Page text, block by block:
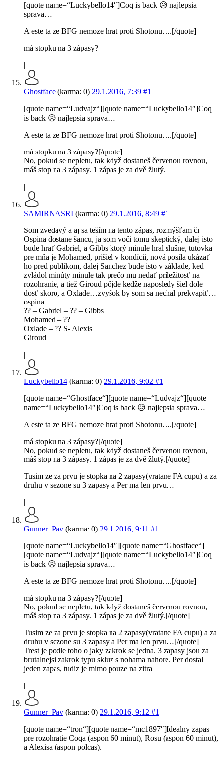
[quote name=“Luckybello14″]Coq is back 😥 najlepsia
sprava…
A este ta ze BFG nemoze hrat proti Shotonu….[/quote]
má stopku na 3 zápasy?
|
Ghostface (karma: 0) 29.1.2016, 7:39 #1
[quote name=“Ludvajz“][quote name=“Luckybello14″]Coq
is back 😥 najlepsia sprava…
A este ta ze BFG nemoze hrat proti Shotonu….[/quote]
má stopku na 3 zápasy?[/quote]
No, pokud se nepletu, tak když dostaneš červenou rovnou,
máš stop na 3 zápasy. 1 zápas je za dvě žlutý.
|
SAMIRNASRI (karma: 0) 29.1.2016, 8:49 #1
Som zvedavý a aj sa teším na tento zápas, rozmýšľam či
Ospina dostane šancu, ja som voči tomu skeptický, dalej isto
bude hrať Gabriel, a Gibbs ktorý minule hral slušne, tutovka
pre mňa je Mohamed, prišiel v kondícii, nová posila ukázať
ho pred publikom, dalej Sanchez bude isto v základe, ked
zvládol minúty minule tak prečo mu nedať príležitosť na
rozohranie, a tiež Giroud pôjde kedže naposledy šiel dole
dosť skoro, a Oxlade…zvyšok by som sa nechal prekvapiť…
ospina
?? – Gabriel – ?? – Gibbs
Mohamed – ??
Oxlade – ?? S- Alexis
Giroud
|
Luckybello14 (karma: 0) 29.1.2016, 9:02 #1
[quote name=“Ghostface“][quote name=“Ludvajz“][quote
name=“Luckybello14″]Coq is back 😥 najlepsia sprava…
A este ta ze BFG nemoze hrat proti Shotonu….[/quote]
má stopku na 3 zápasy?[/quote]
No, pokud se nepletu, tak když dostaneš červenou rovnou,
máš stop na 3 zápasy. 1 zápas je za dvě žlutý.[/quote]
Tusim ze za prvu je stopka na 2 zapasy(vratane FA cupu) a za
druhu v sezone su 3 zapasy a Per ma len prvu…
|
Gunner_Pav (karma: 0) 29.1.2016, 9:11 #1
[quote name=“Luckybello14″][quote name=“Ghostface“]
[quote name=“Ludvajz“][quote name=“Luckybello14″]Coq
is back 😥 najlepsia sprava…
A este ta ze BFG nemoze hrat proti Shotonu….[/quote]
má stopku na 3 zápasy?[/quote]
No, pokud se nepletu, tak když dostaneš červenou rovnou,
máš stop na 3 zápasy. 1 zápas je za dvě žlutý.[/quote]
Tusim ze za prvu je stopka na 2 zapasy(vratane FA cupu) a za
druhu v sezone su 3 zapasy a Per ma len prvu…[/quote]
Trest je podle toho o jaky zakrok se jedna. 3 zapasy jsou za
brutalnejsi zakrok typu skluz s nohama nahore. Per dostal
jeden zapas, tudiz je mimo pouze na zitra
|
Gunner_Pav (karma: 0) 29.1.2016, 9:12 #1
[quote name=“tron“][quote name=“mc1897″]Idealny zapas
pre rozohratie Coqa (aspon 60 minut), Rosu (aspon 60 minut),
a Alexisa (aspon polcas).